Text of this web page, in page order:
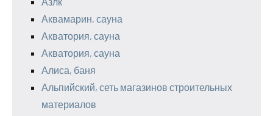
Аквамарин, сауна
Акватория, сауна
Акватория, сауна
Алиса, баня
Альпийский, сеть магазинов строительных
материалов